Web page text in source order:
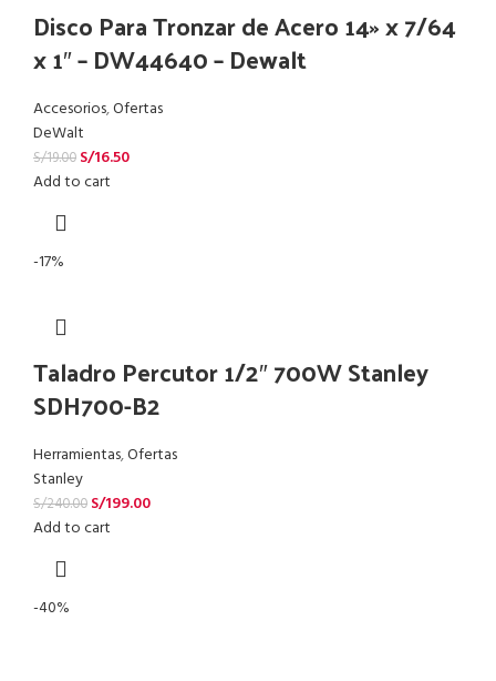
Disco Para Tronzar de Acero 14» x 7/64
x 1″ – DW44640 – Dewalt
Accesorios,Ofertas
DeWalt
S/19.00 S/16.50
Add to cart
-17%
Taladro Percutor 1/2″ 700W Stanley
SDH700-B2
Herramientas,Ofertas
Stanley
S/240.00 S/199.00
Add to cart
-40%